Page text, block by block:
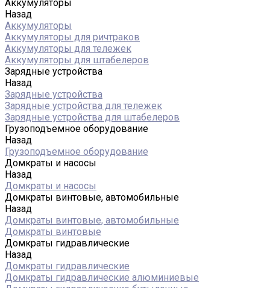
Аккумуляторы
Назад
Аккумуляторы
Аккумуляторы для ричтраков
Аккумуляторы для тележек
Аккумуляторы для штабелеров
Зарядные устройства
Назад
Зарядные устройства
Зарядные устройства для тележек
Зарядные устройства для штабелеров
Грузоподъемное оборудование
Назад
Грузоподъемное оборудование
Домкраты и насосы
Назад
Домкраты и насосы
Домкраты винтовые, автомобильные
Назад
Домкраты винтовые, автомобильные
Домкраты винтовые
Домкраты гидравлические
Назад
Домкраты гидравлические
Домкраты гидравлические алюминиевые